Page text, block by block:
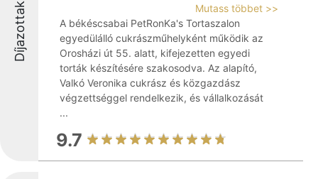
Díjazottak
Mutass többet >>
A békéscsabai PetRonKa's Tortaszalon
egyedülálló cukrászműhelyként működik az
Orosházi út 55. alatt, kifejezetten egyedi
torták készítésére szakosodva. Az alapító,
Valkó Veronika cukrász és közgazdász
végzettséggel rendelkezik, és vállalkozását
...
9.7